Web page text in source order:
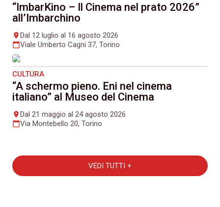
“ImbarKino – Il Cinema nel prato 2026”
all’Imbarchino
placeDal 12 luglio al 16 agosto 2026
calendar_todayViale Umberto Cagni 37, Torino
CULTURA
“A schermo pieno. Eni nel cinema
italiano” al Museo del Cinema
placeDal 21 maggio al 24 agosto 2026
calendar_todayVia Montebello 20, Torino
VEDI TUTTI +